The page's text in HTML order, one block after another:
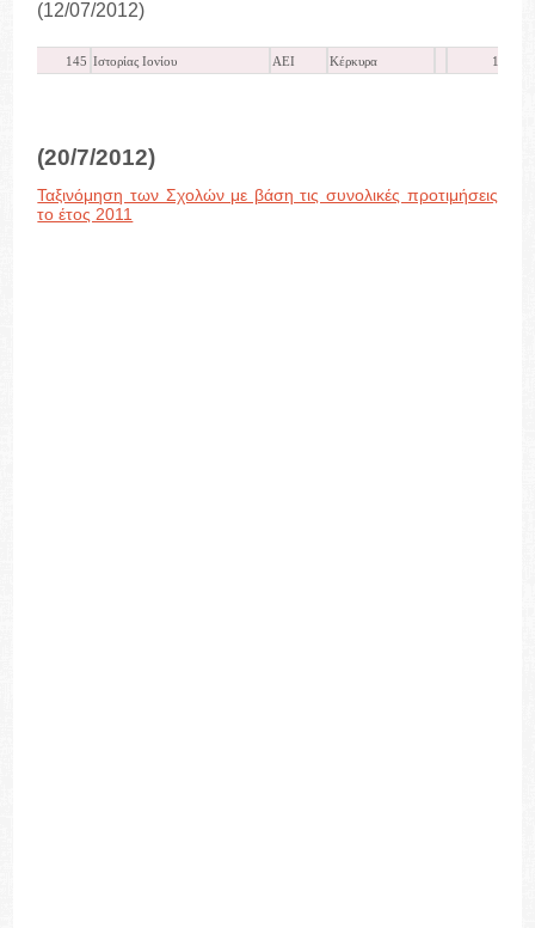
(12/07/2012)
145 Ιστορίας Ιονίου ΑΕΙ Κέρκυρα 12917
(20/7/2012)
Ταξινόμηση των Σχολών με βάση τις συνολικές προτιμήσεις
το έτος 2011